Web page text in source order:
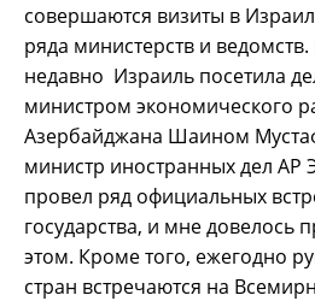
совершаются визиты в
ряда министерств и ведомств.
недавно Израиль посетила
министром экономического
Азербайджана Шаином
министр иностранных дел
провел ряд официальных
государства, и мне довелось
этом. Кроме того, ежегодно
стран встречаются на